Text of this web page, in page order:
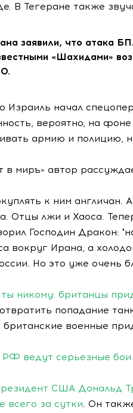
В Тегеране также
заявили, что атака
«Шахидами»
Израиль начал
вероятно, на фоне
армию и полицию,
миръ» автор
к ним англичан.
Отцы лжи и Хаоса.
Господин Дракон:
вокруг Ирана, а
Но это уже очень
никому: британцы
попадание
британские военные
ведут серьезные бои
США Дональд
всего за сутки. Он